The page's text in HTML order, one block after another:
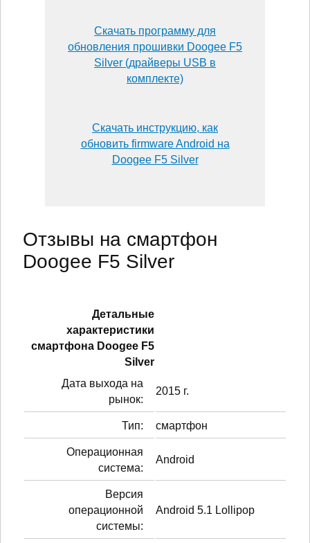
Скачать программу для
обновления прошивки Doogee F5
Silver (драйверы USB в
комплекте)
Скачать инструкцию, как
обновить firmware Android на
Doogee F5 Silver
Отзывы на смартфон
Doogee F5 Silver
Детальные
характеристики
смартфонa Doogee F5
Silver
Дата выхода на
рынок:
2015 г.
Тип: смартфон
Операционная
система:
Android
Версия
операционной
системы:
Android 5.1 Lollipop